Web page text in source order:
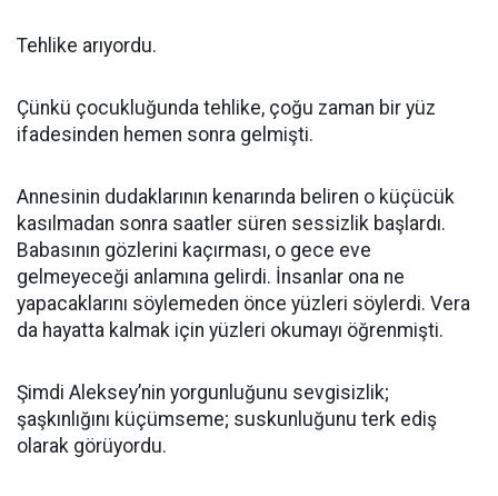
Tehlike arıyordu.
Çünkü çocukluğunda tehlike, çoğu zaman bir yüz
ifadesinden hemen sonra gelmişti.
Annesinin dudaklarının kenarında beliren o küçücük
kasılmadan sonra saatler süren sessizlik başlardı.
Babasının gözlerini kaçırması, o gece eve
gelmeyeceği anlamına gelirdi. İnsanlar ona ne
yapacaklarını söylemeden önce yüzleri söylerdi. Vera
da hayatta kalmak için yüzleri okumayı öğrenmişti.
Şimdi Aleksey’nin yorgunluğunu sevgisizlik;
şaşkınlığını küçümseme; suskunluğunu terk ediş
olarak görüyordu.